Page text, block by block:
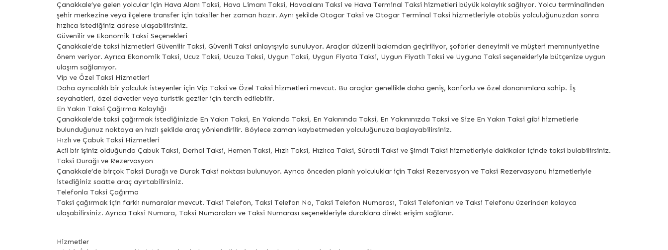
Çanakkale’ye gelen yolcular için Hava Alanı Taksi, Hava Limanı Taksi, Havaalanı Taksi ve Hava Terminal Taksi hizmetleri büyük kolaylık sağlıyor. Yolcu terminalinden
şehir merkezine veya ilçelere transfer için taksiler her zaman hazır. Aynı şekilde Otogar Taksi ve Otogar Terminal Taksi hizmetleriyle otobüs yolculuğunuzdan sonra
hızlıca istediğiniz adrese ulaşabilirsiniz.
Güvenilir ve Ekonomik Taksi Seçenekleri
Çanakkale’de taksi hizmetleri Güvenilir Taksi, Güvenli Taksi anlayışıyla sunuluyor. Araçlar düzenli bakımdan geçiriliyor, şoförler deneyimli ve müşteri memnuniyetine
önem veriyor. Ayrıca Ekonomik Taksi, Ucuz Taksi, Ucuza Taksi, Uygun Taksi, Uygun Fiyata Taksi, Uygun Fiyatlı Taksi ve Uyguna Taksi seçenekleriyle bütçenize uygun
ulaşım sağlanıyor.
Vip ve Özel Taksi Hizmetleri
Daha ayrıcalıklı bir yolculuk isteyenler için Vip Taksi ve Özel Taksi hizmetleri mevcut. Bu araçlar genellikle daha geniş, konforlu ve özel donanımlara sahip. İş
seyahatleri, özel davetler veya turistik geziler için tercih edilebilir.
En Yakın Taksi Çağırma Kolaylığı
Çanakkale’de taksi çağırmak istediğinizde En Yakın Taksi, En Yakında Taksi, En Yakınında Taksi, En Yakınınızda Taksi ve Size En Yakın Taksi gibi hizmetlerle
bulunduğunuz noktaya en hızlı şekilde araç yönlendirilir. Böylece zaman kaybetmeden yolculuğunuza başlayabilirsiniz.
Hızlı ve Çabuk Taksi Hizmetleri
Acil bir işiniz olduğunda Çabuk Taksi, Derhal Taksi, Hemen Taksi, Hızlı Taksi, Hızlıca Taksi, Süratli Taksi ve Şimdi Taksi hizmetleriyle dakikalar içinde taksi bulabilirsiniz.
Taksi Durağı ve Rezervasyon
Çanakkale’de birçok Taksi Durağı ve Durak Taksi noktası bulunuyor. Ayrıca önceden planlı yolculuklar için Taksi Rezervasyon ve Taksi Rezervasyonu hizmetleriyle
istediğiniz saatte araç ayırtabilirsiniz.
Telefonla Taksi Çağırma
Taksi çağırmak için farklı numaralar mevcut. Taksi Telefon, Taksi Telefon No, Taksi Telefon Numarası, Taksi Telefonları ve Taksi Telefonu üzerinden kolayca
ulaşabilirsiniz. Ayrıca Taksi Numara, Taksi Numaraları ve Taksi Numarası seçenekleriyle duraklara direkt erişim sağlanır.
Hizmetler